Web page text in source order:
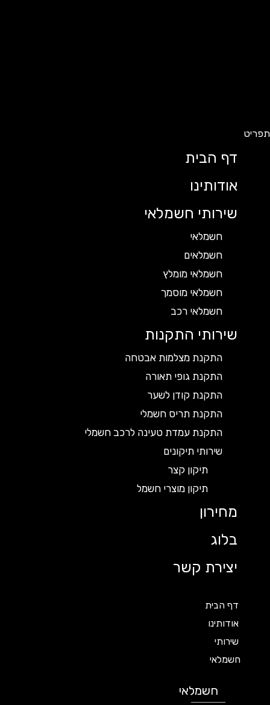
דף הבית
אודותינו
שירותי חשמלאי
חשמלאי
חשמלאים
חשמלאי מומלץ
חשמלאי מוסמך
חשמלאי רכב
שירותי התקנות
התקנת מצלמות אבטחה
התקנת גופי תאורה
התקנת קודן לשער
התקנת תריס חשמלי
התקנת עמדת טעינה לרכב חשמלי
שירותי תיקונים
תיקון קצר
תיקון מוצרי חשמל
מחירון
בלוג
יצירת קשר
דף הבית
אודותינו
שירותי
חשמלאי
חשמלאי